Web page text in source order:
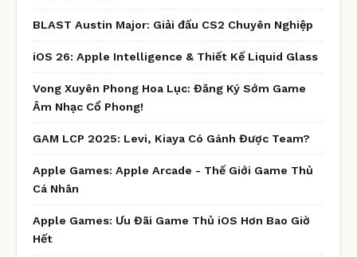
BLAST Austin Major: Giải đấu CS2 Chuyên Nghiệp
iOS 26: Apple Intelligence & Thiết Kế Liquid Glass
Vong Xuyên Phong Hoa Lục: Đăng Ký Sớm Game
Âm Nhạc Cổ Phong!
GAM LCP 2025: Levi, Kiaya Có Gánh Được Team?
Apple Games: Apple Arcade - Thế Giới Game Thủ
Cá Nhân
Apple Games: Ưu Đãi Game Thủ iOS Hơn Bao Giờ
Hết